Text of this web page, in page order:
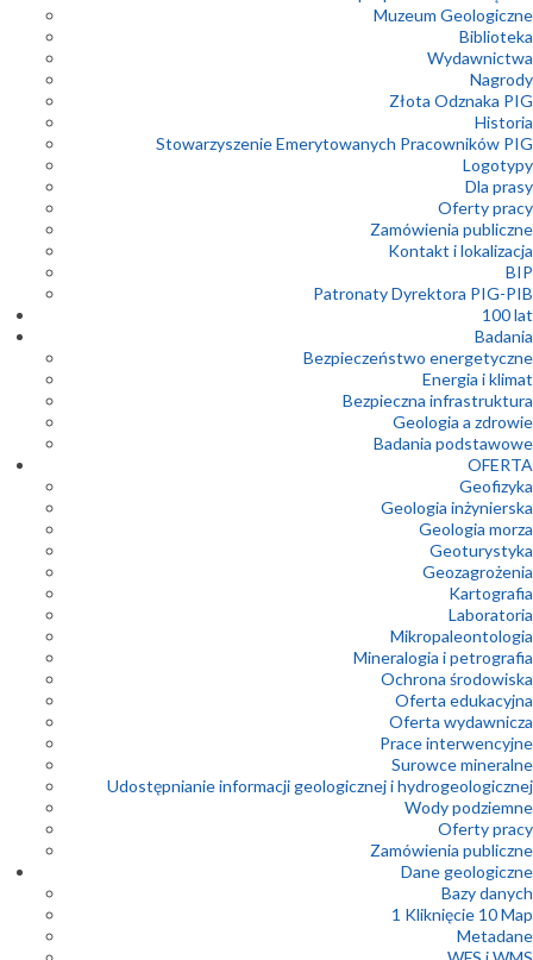
Muzeum Geologiczne
Biblioteka
Wydawnictwa
Nagrody
Złota Odznaka PIG
Historia
Stowarzyszenie Emerytowanych Pracowników PIG
Logotypy
Dla prasy
Oferty pracy
Zamówienia publiczne
Kontakt i lokalizacja
BIP
Patronaty Dyrektora PIG-PIB
100 lat
Badania
Bezpieczeństwo energetyczne
Energia i klimat
Bezpieczna infrastruktura
Geologia a zdrowie
Badania podstawowe
OFERTA
Geofizyka
Geologia inżynierska
Geologia morza
Geoturystyka
Geozagrożenia
Kartografia
Laboratoria
Mikropaleontologia
Mineralogia i petrografia
Ochrona środowiska
Oferta edukacyjna
Oferta wydawnicza
Prace interwencyjne
Surowce mineralne
Udostępnianie informacji geologicznej i hydrogeologicznej
Wody podziemne
Oferty pracy
Zamówienia publiczne
Dane geologiczne
Bazy danych
1 Kliknięcie 10 Map
Metadane